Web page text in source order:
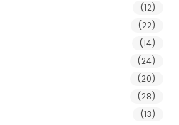
(12)
(22)
(14)
(24)
(20)
(28)
(13)